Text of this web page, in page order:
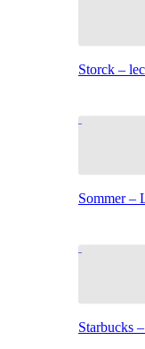
Storck –
Sommer –
Starbucks